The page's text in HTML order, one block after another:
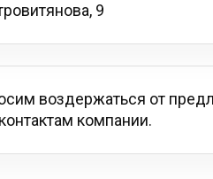
9
воздержаться от
компании.